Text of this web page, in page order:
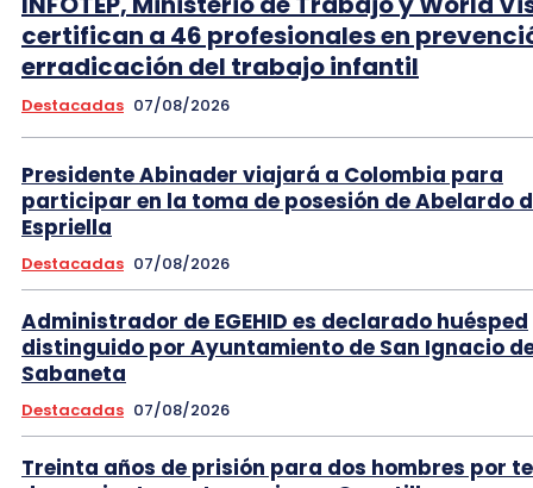
certifican a 46 profesionales en
erradicación del trabajo infantil
Destacadas 07/08/2026
Presidente Abinader viajará a Colombia para
participar en la toma de posesión de Abelardo
Espriella
Destacadas 07/08/2026
Administrador de EGEHID es declarado huésped
distinguido por Ayuntamiento de San Ignacio
Sabaneta
Destacadas 07/08/2026
Treinta años de prisión para dos hombres por